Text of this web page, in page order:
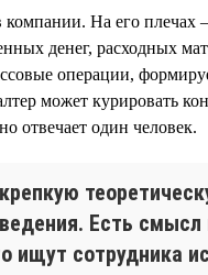
На его
денег, расходных
операции,
может курировать
отвечает один человек.
Есть смысл
ищут сотрудника